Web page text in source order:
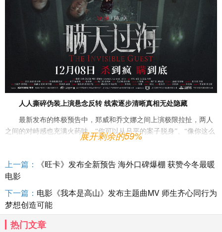
人人撕碎伪装上演悬念反转 线索逐步清晰真相无处隐藏
最新发布的终极预告中， 郑威和乔文娜之间上演极限拉扯，两人
之间的对峙感也充满火药味，“你可以从吕平的案子脱身”、“像你这么
美丽的女子，是谁想要陷害你”，郑威一步步引导
时刻刻引导她的思绪。“我在报告细节上动点手脚，你根本没机会洗脱
罪名”
乔文娜的勒索和威胁，还暗自操控明浩（尹正
饰）杀人，俨然一副高
高在上 的胜利者的姿态。
随着角色之间的对峙不断升级，每个人也暴露出多面情绪。面对
郑威的步步紧逼，
展开剩余的59%
上一篇：
《旺卡》发布全新预告 海外口碑爆棚 获赞今冬最暖
电影
下一篇： 电影《我本是高山》发布主题曲MV 师生齐心同行为
梦想创造可能
热门文章